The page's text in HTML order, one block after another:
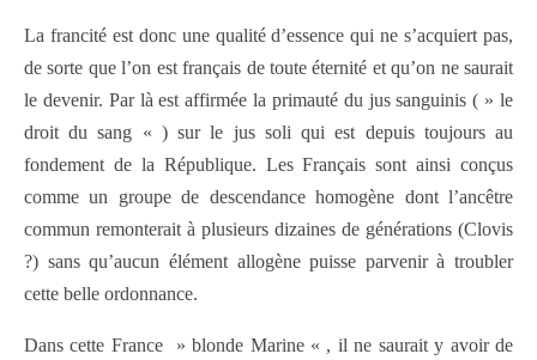
La francité est donc une qualité d’essence qui ne s’acquiert pas,
de sorte que l’on est français de toute éternité et qu’on ne saurait
le devenir. Par là est affirmée la primauté du jus sanguinis ( » le
droit du sang « ) sur le jus soli qui est depuis toujours au
fondement de la République. Les Français sont ainsi conçus
comme un groupe de descendance homogène dont l’ancêtre
commun remonterait à plusieurs dizaines de générations (Clovis
?) sans qu’aucun élément allogène puisse parvenir à troubler
cette belle ordonnance.
Dans cette France » blonde Marine « , il ne saurait y avoir de